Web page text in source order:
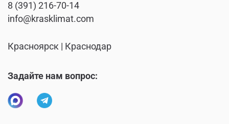
8 (391) 216-70-14
info@krasklimat.com
Красноярск | Краснодар
Задайте нам вопрос: